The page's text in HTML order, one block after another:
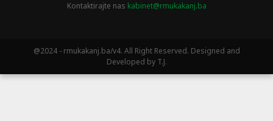
Kontaktirajte nas kabinet@rmukakanj.ba
@2024 - rmukakanj.ba/v4. All Right Reserved. Designed and
Developed by T.J.